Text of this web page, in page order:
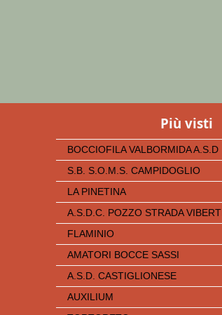
Più visti
BOCCIOFILA VALBORMIDA A.S.D
S.B. S.O.M.S. CAMPIDOGLIO
LA PINETINA
A.S.D.C. POZZO STRADA VIBERTI
FLAMINIO
AMATORI BOCCE SASSI
A.S.D. CASTIGLIONESE
AUXILIUM